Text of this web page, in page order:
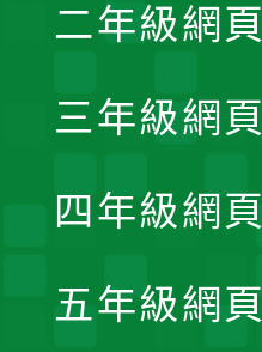
二年級網頁
三年級網頁
四年級網頁
五年級網頁